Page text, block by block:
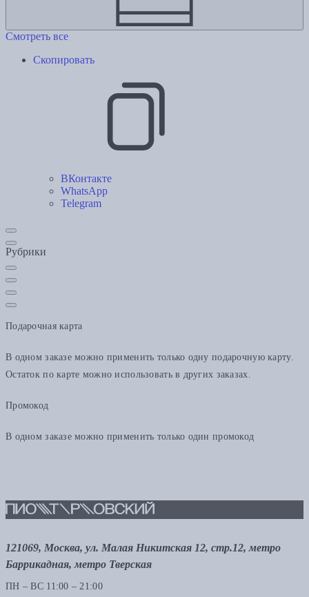
Смотреть все
Скопировать
ВКонтакте
WhatsApp
Telegram
Рубрики
Подарочная карта
В одном заказе можно применить только одну подарочную карту.
Остаток по карте можно использовать в других заказах.
Промокод
В одном заказе можно применить только один промокод
121069, Москва, ул. Малая Никитская 12, стр.12, метро
Баррикадная, метро Тверская
ПН – ВС 11:00 – 21:00